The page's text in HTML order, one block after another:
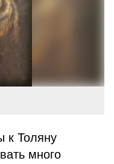
к Толяну
много